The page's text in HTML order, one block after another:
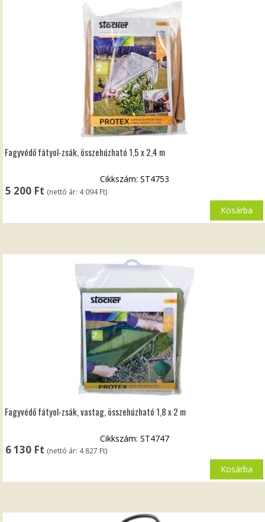
Fagyvédő fátyol-zsák, összehúzható 1,5 x 2,4 m
5 200 Ft (nettó ár: 4 094Ft)
Cikkszám: ST4753
Kosárba
Fagyvédő fátyol-zsák, vastag, összehúzható 1,8 x 2 m
6 130 Ft (nettó ár: 4 827 Ft)
Cikkszám: ST4747
Kosárba